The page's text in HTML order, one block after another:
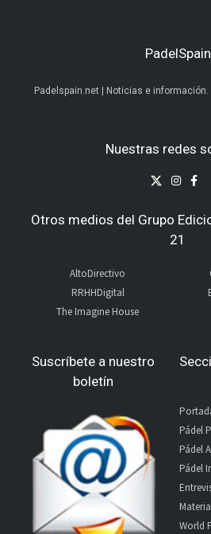
PadelSpain
Padelspain.net | Noticias e
Nuestras redes
Otros medios del Grupo
21
AltoDirectivo
RRHHDigital
The Imagine House
Suscríbete a nuestro
boletín
Pádel
Pádel
Pádel
World